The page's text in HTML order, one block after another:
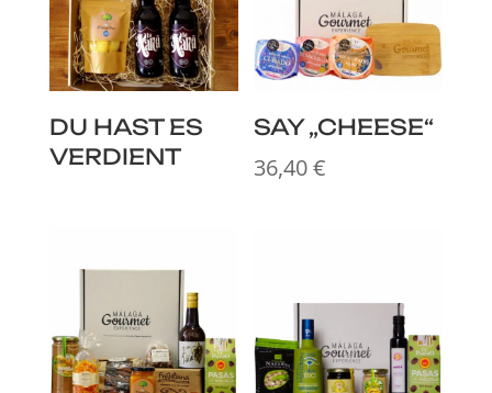
DU HAST ES
VERDIENT
SAY „CHEESE“
36,40€